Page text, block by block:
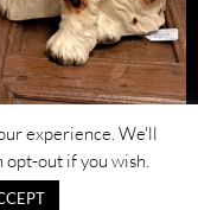
experience. We'll
opt-out if you wish.